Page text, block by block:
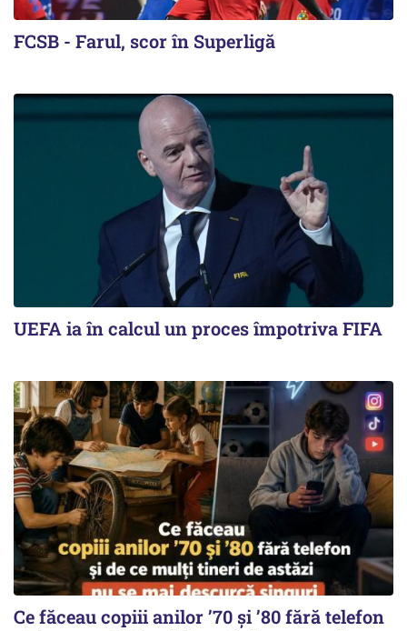
FCSB - Farul, scor în Superligă
UEFA ia în calcul un proces împotriva FIFA
Ce făceau copiii anilor ’70 și ’80 fără telefon